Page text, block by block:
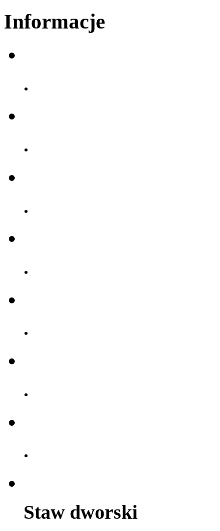
Informacje
.
.
.
.
.
.
.
Staw dworski